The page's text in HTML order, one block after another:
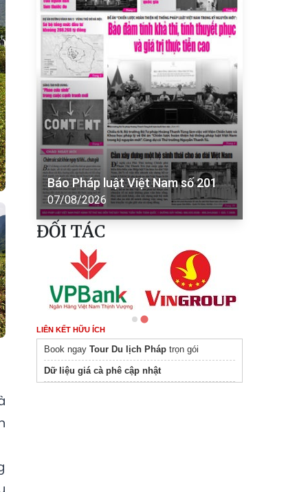
Báo Pháp luật Việt Nam số 201
07/08/2026
ĐỐI TÁC
LIÊN KẾT HỮU ÍCH
Book ngay Tour Du lịch Pháp trọn gói
Dữ liệu giá cà phê cập nhật